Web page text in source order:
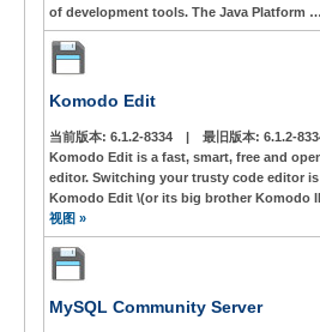
of development tools. The Java Platform …
Komodo Edit
当前版本: 6.1.2-8334 | 最旧版本: 6.1.2-
Komodo Edit is a fast, smart, free and
editor. Switching your trusty code editor
Komodo Edit \(or its big brother Komodo
视图 »
MySQL Community Server